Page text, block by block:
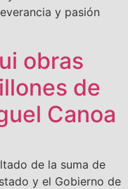
y pasión
obras
de
Canoa
de la suma de
y el Gobierno de